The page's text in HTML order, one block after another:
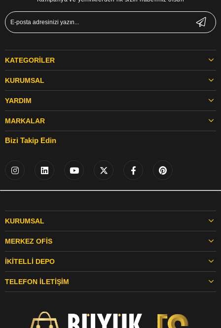
KATEGORILER
KURUMSAL
YARDIM
MARKALAR
Bizi Takip Edin
KURUMSAL
MERKEZ OFIS
İKITELLI DEPO
TELEFON İLETIŞIM